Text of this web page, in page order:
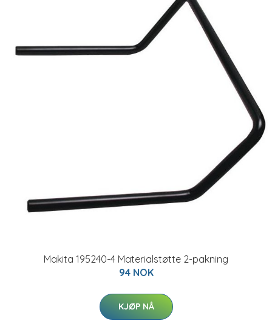
Makita 195240-4 Materialstøtte 2-pakning
94 NOK
KJØP NÅ